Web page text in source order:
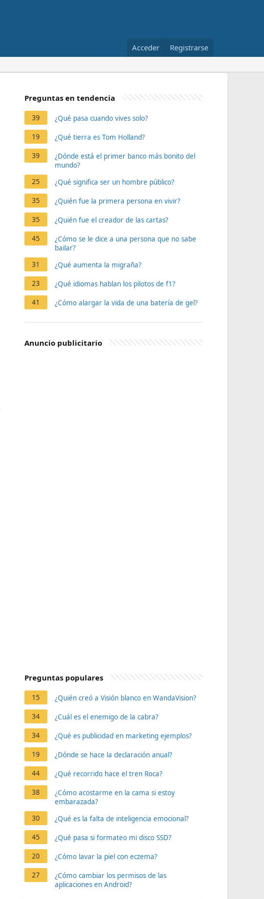
Acceder Registrarse
Preguntas en tendencia
39 ¿Qué pasa cuando vives solo?
19 ¿Qué tierra es Tom Holland?
39
¿Dónde está el primer banco más bonito del
mundo?
25
¿Qué significa ser un hombre público?
35 ¿Quién fue la primera persona en vivir?
35 ¿Quién fue el creador de las cartas?
45
¿Cómo se le dice a una persona que no sabe
bailar?
31
¿Qué aumenta la migraña?
23 ¿Qué idiomas hablan los pilotos de f1?
41 ¿Cómo alargar la vida de una batería de gel?
Anuncio publicitario
Preguntas populares
15 ¿Quién creó a Visión blanco en WandaVision?
34 ¿Cuál es el enemigo de la cabra?
34 ¿Qué es publicidad en marketing ejemplos?
19 ¿Dónde se hace la declaración anual?
44 ¿Qué recorrido hace el tren Roca?
38
¿Cómo acostarme en la cama si estoy
embarazada?
30
¿Qué es la falta de inteligencia emocional?
45 ¿Qué pasa si formateo mi disco SSD?
20 ¿Cómo lavar la piel con eczema?
27
¿Cómo cambiar los permisos de las
aplicaciones en Android?